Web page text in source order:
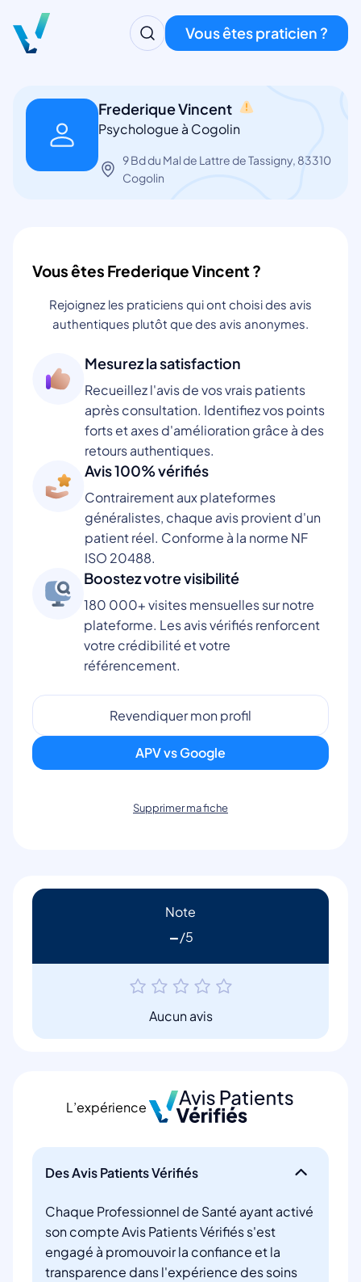
Vous êtes praticien ?
Frederique Vincent
Psychologue à Cogolin
9 Bd du Mal de Lattre de Tassigny, 83310
Cogolin
Vous êtes Frederique Vincent ?
Rejoignez les praticiens qui ont choisi des avis
authentiques plutôt que des avis anonymes.
Mesurez la satisfaction
Recueillez l'avis de vos vrais patients
après consultation. Identifiez vos points
forts et axes d'amélioration grâce à des
retours authentiques.
Avis 100% vérifiés
Contrairement aux plateformes
généralistes, chaque avis provient d'un
patient réel. Conforme à la norme NF
ISO 20488.
Boostez votre visibilité
180 000+ visites mensuelles sur notre
plateforme. Les avis vérifiés renforcent
votre crédibilité et votre
référencement.
Revendiquer mon profil
APV vs Google
Supprimer ma fiche
Note
-
Aucun avis
L’expérience
Des Avis Patients Vérifiés
Chaque Professionnel de Santé ayant activé
son compte Avis Patients Vérifiés s'est
engagé à promouvoir la confiance et la
transparence dans l'expérience des soins